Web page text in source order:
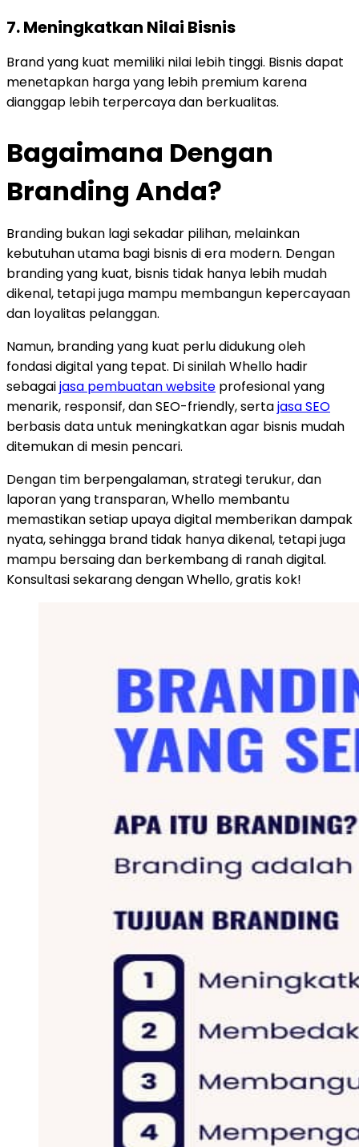
7. Meningkatkan Nilai Bisnis
Brand yang kuat memiliki nilai lebih tinggi. Bisnis dapat
menetapkan harga yang lebih premium karena
dianggap lebih terpercaya dan berkualitas.
Bagaimana Dengan
Branding Anda?
Branding bukan lagi sekadar pilihan, melainkan
kebutuhan utama bagi bisnis di era modern. Dengan
branding yang kuat, bisnis tidak hanya lebih mudah
dikenal, tetapi juga mampu membangun kepercayaan
dan loyalitas pelanggan.
Namun, branding yang kuat perlu didukung oleh
fondasi digital yang tepat. Di sinilah Whello hadir
sebagaijasa pembuatan website profesional yang
menarik, responsif, dan SEO-friendly, sertajasa SEO
berbasis data untuk meningkatkan agar bisnis mudah
ditemukan di mesin pencari.
Dengan tim berpengalaman, strategi terukur, dan
laporan yang transparan, Whello membantu
memastikan setiap upaya digital memberikan dampak
nyata, sehingga brand tidak hanya dikenal, tetapi juga
mampu bersaing dan berkembang di ranah digital.
Konsultasi sekarang dengan Whello, gratis kok!